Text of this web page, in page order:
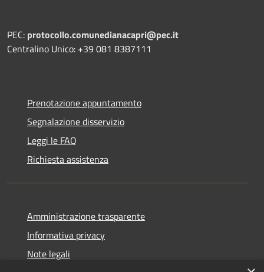
PEC: protocollo.comunedianacapri@pec.it
Centralino Unico: +39 081 8387111
Prenotazione appuntamento
Segnalazione disservizio
Leggi le FAQ
Richiesta assistenza
Amministrazione trasparente
Informativa privacy
Note legali